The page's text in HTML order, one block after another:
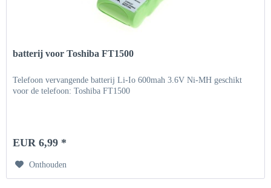
batterij voor Toshiba FT1500
Telefoon vervangende batterij Li-Io 600mah 3.6V Ni-MH geschikt
voor de telefoon: Toshiba FT1500
EUR 6,99 *
Onthouden